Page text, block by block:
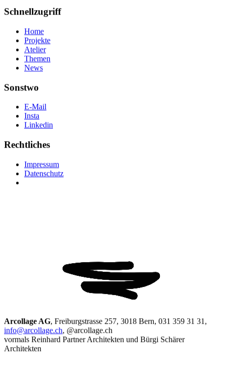
Schnellzugriff
Home
Projekte
Atelier
Themen
News
Sonstwo
E-Mail
Insta
Linkedin
Rechtliches
Impressum
Datenschutz
Arcollage AG, Freiburgstrasse 257, 3018 Bern, 031 359 31 31,
info@arcollage.ch, @arcollage.ch
vormals Reinhard Partner Architekten und Bürgi Schärer
Architekten